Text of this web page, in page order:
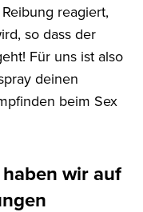
reagiert,
so dass der
Für uns ist also
deinen
beim Sex
wir auf